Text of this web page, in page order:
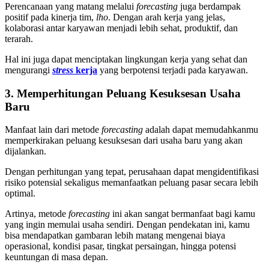
Perencanaan yang matang melalui forecasting juga berdampak
positif pada kinerja tim, lho. Dengan arah kerja yang jelas,
kolaborasi antar karyawan menjadi lebih sehat, produktif, dan
terarah.
Hal ini juga dapat menciptakan lingkungan kerja yang sehat dan
mengurangi stress kerja yang berpotensi terjadi pada karyawan.
3. Memperhitungan Peluang Kesuksesan Usaha
Baru
Manfaat lain dari metode forecasting adalah dapat memudahkanmu
memperkirakan peluang kesuksesan dari usaha baru yang akan
dijalankan.
Dengan perhitungan yang tepat, perusahaan dapat mengidentifikasi
risiko potensial sekaligus memanfaatkan peluang pasar secara lebih
optimal.
Artinya, metode forecasting ini akan sangat bermanfaat bagi kamu
yang ingin memulai usaha sendiri. Dengan pendekatan ini, kamu
bisa mendapatkan gambaran lebih matang mengenai biaya
operasional, kondisi pasar, tingkat persaingan, hingga potensi
keuntungan di masa depan.